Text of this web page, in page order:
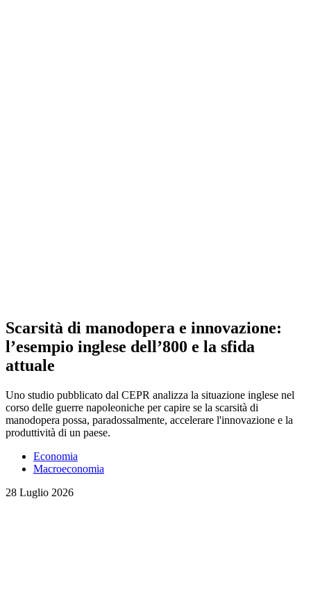
Scarsità di manodopera e innovazione:
l’esempio inglese dell’800 e la sfida
attuale
Uno studio pubblicato dal CEPR analizza la situazione inglese nel
corso delle guerre napoleoniche per capire se la scarsità di
manodopera possa, paradossalmente, accelerare l'innovazione e la
produttività di un paese.
Economia
Macroeconomia
28 Luglio 2026